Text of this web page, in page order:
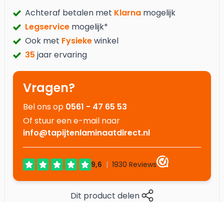
Achteraf betalen met Klarna mogelijk
Legservice mogelijk*
Ook met Fysiekewinkel
35 jaar ervaring
Vragen?
Bel ons op 0561 - 47 65 53
Of stuur een e-mail naar
info@tapijtenlaminaatdirect.nl
Dit product delen